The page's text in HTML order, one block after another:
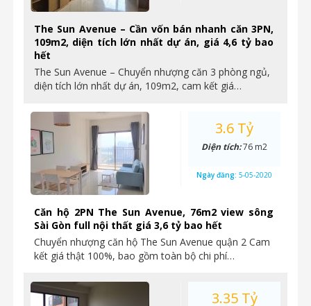
The Sun Avenue – Cần vốn bán nhanh căn 3PN,
109m2, diện tích lớn nhất dự án, giá 4,6 tỷ bao
hết
The Sun Avenue – Chuyển nhượng căn 3 phòng ngủ,
diện tích lớn nhất dự án, 109m2, cam kết giá…
Căn hộ 2PN The Sun Avenue, 76m2 view sông
Sài Gòn full nội thất giá 3,6 tỷ bao hết
Chuyển nhượng căn hộ The Sun Avenue quận 2 Cam
kết giá thật 100%, bao gồm toàn bộ chi phí…
3.6 Tỷ
Diện tích:76 m2
Ngày đăng: 5-05-2020
3.35 Tỷ